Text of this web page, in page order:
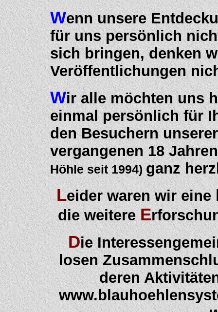
Wenn unsere
für uns persönlich
sich bringen, denken
Veröffentlichungen
Wir alle möchten uns
einmal persönlich für
den Besuchern
vergangenen 18
Höhle seit 1994)ganz
Leider waren wir eine
die weitereE
Die
losen
deren